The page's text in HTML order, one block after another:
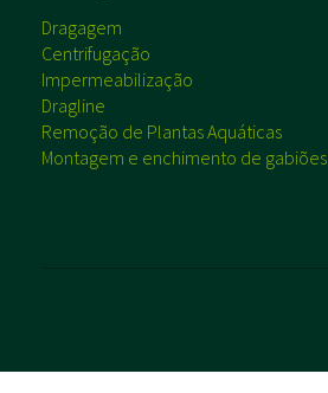
Dragagem
Centrifugação
Impermeabilização
Dragline
Remoção de Plantas Aquáticas
Montagem e enchimento de gabiões